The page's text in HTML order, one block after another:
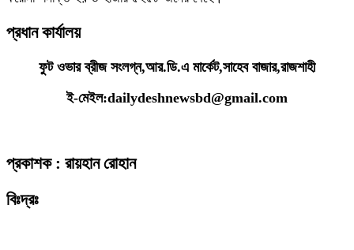
প্রধান কার্যালয়
ফুট ওভার ব্রীজ সংলগ্ন,আর.ডি.এ মার্কেট,সাহেব বাজার,রাজশাহী
ই-মেইল:dailydeshnewsbd@gmail.com
প্রকাশক : রায়হান রোহান
বিঃদ্রঃ